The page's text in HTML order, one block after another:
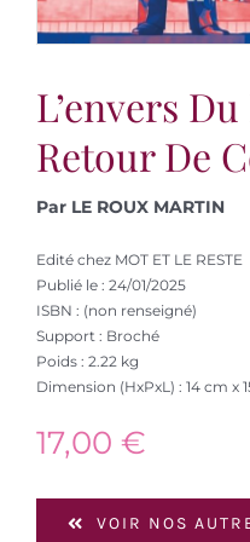
L’envers
Retour De
Par LE ROUX MARTIN
Edité chez MOT ET LE RESTE
Publié le : 24/01/2025
ISBN : (non renseigné)
Support : Broché
Poids : 2.22 kg
Dimension (HxPxL) : 14 cm x
17,00 €
VOIR NOS